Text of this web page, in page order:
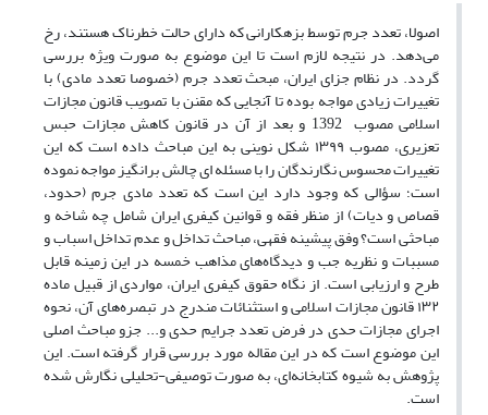
اصولا، تعدد جرم توسط بزهکارانی که دارای حالت خطرناک هستند، رخ
می‌دهد. در نتیجه لازم است تا این موضوع به صورت ویژه‌ بررسی
گردد. در نظام جزای ایران، مبحث تعدد جرم (خصوصا تعدد مادی) با
تغییرات زیادی مواجه بوده تا آنجایی که مقنن با تصویب قانون مجازات
اسلامی مصوب 1392 و بعد از آن در قانون کاهش مجازات حبس
تعزیری، مصوب ۱۳۹۹ شکل نوینی به این مباحث داده است که این
تغییرات محسوس نگارندگان را با مسئله ­ای چالش برانگیز مواجه نموده
است؛ سؤالی که وجود دارد این است که تعدد مادی جرم (حدود،
قصاص و دیات) از منظر فقه و قوانین کیفری ایران شامل چه شاخه‌ و
مباحثی است؟ وفق پیشینه فقهی، مباحث تداخل و عدم تداخل اسباب و
مسببات و نظریه جب و دیدگاه‌های مذاهب خمسه در این زمینه قابل
طرح و ارزیابی است. از نگاه حقوق کیفری ایران، مواردی از قبیل ماده
۱۳۲ قانون مجازات اسلامی و استثنائات مندرج در تبصره‌های آن، نحوه
اجرای مجازات حدی در فرض تعدد جرایم حدی و... جزو مباحث اصلی
این موضوع است که در این مقاله مورد بررسی قرار گرفته است. این
پژوهش به شیوه کتابخانه‌ای، به صورت توصیفی-تحلیلی نگارش شده
است.